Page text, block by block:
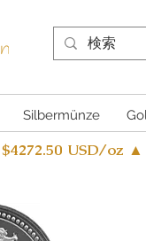
Silbermünze
USD/oz ▲